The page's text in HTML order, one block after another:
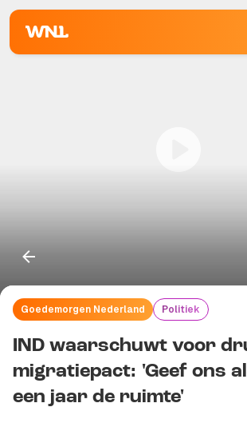
Goedemorgen Nederland Politiek
IND waarschuwt voor
migratiepact: 'Geef ons
een jaar de ruimte'